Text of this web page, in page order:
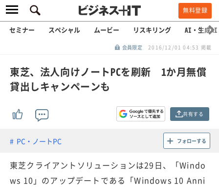
無料登録
セミナー スペシャル ムービー リスキリング AI・生成AI
会員限定 2016/12/01 04:53 掲載
東芝、法人向けノートPCを刷新 1か月無償
貸出しキャンペーンも
共有する
PC・ノートPC フォローする
東芝クライアントソリューションは29日、「Windo
ws 10」のアップデートである「Windows 10 Anni